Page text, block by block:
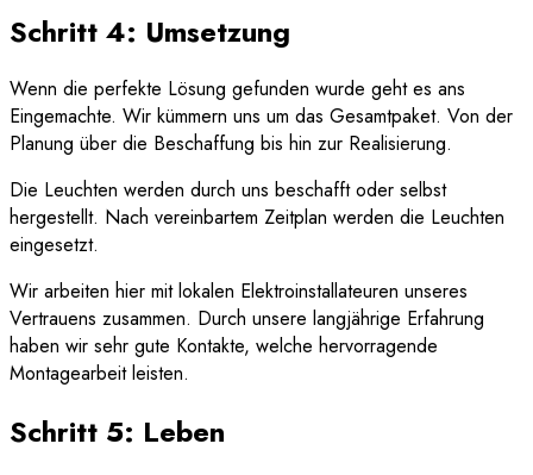
Schritt 4: Umsetzung
Wenn die perfekte Lösung gefunden wurde geht es ans
Eingemachte. Wir kümmern uns um das Gesamtpaket. Von der
Planung über die Beschaffung bis hin zur Realisierung.
Die Leuchten werden durch uns beschafft oder selbst
hergestellt. Nach vereinbartem Zeitplan werden die Leuchten
eingesetzt.
Wir arbeiten hier mit lokalen Elektroinstallateuren unseres
Vertrauens zusammen. Durch unsere langjährige Erfahrung
haben wir sehr gute Kontakte, welche hervorragende
Montagearbeit leisten.
Schritt 5: Leben